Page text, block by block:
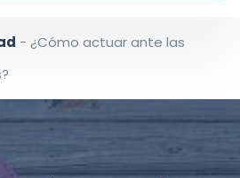
- ¿Cómo actuar ante las